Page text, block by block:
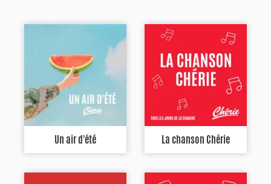
Un air d'été La chanson Chérie